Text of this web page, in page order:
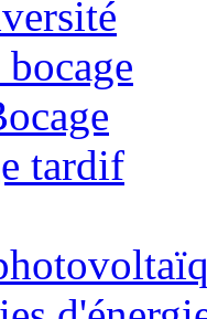
tardif